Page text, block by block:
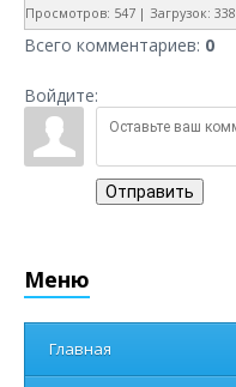
Просмотров: 547 | Загрузок: 338
Всего комментариев: 0
Войдите:
Отправить
Меню
Главная